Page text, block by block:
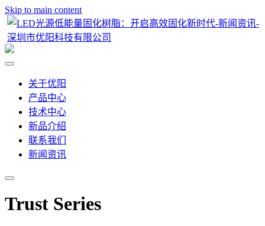
Skip to main content
关于优阳
产品中心
技术中心
新品介绍
联系我们
新闻资讯
Trust Series